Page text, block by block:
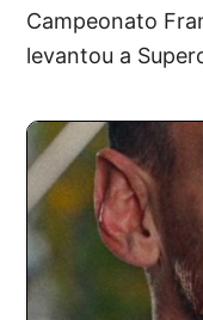
Campeonato
levantou a